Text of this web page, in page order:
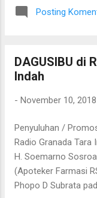
mengenai proses
baku tikar
memiliki nilai
yang sedang
sekitar sepuluh
sebelum menarik
akan dipegang
bagian tersebut
Posting
DAGUSIBU di
Indah
- November 10, 2018
Penyuluhan /
Radio Granada Tara
H. Soemarno
(Apoteker Farmasi
Phopo D Subrata